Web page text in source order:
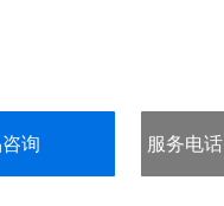
询 服务电话